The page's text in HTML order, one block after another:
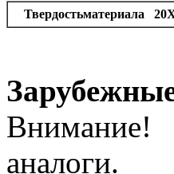
Твердостьматериала
Внимание!
аналоги.